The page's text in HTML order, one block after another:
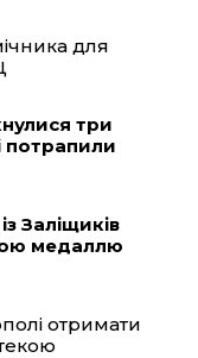
p
для
три
потрапили
Заліщиків
медаллю
отримати